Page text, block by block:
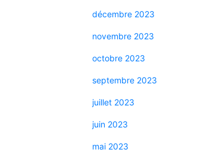
décembre 2023
novembre 2023
octobre 2023
septembre 2023
juillet 2023
juin 2023
mai 2023